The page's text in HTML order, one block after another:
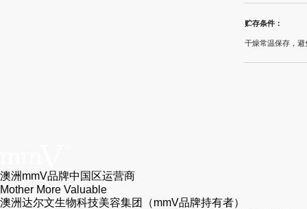
贮存条件：
干燥常温保存，避
澳洲mmV品牌中国区运营商
Mother More Valuable
澳洲达尔文生物科技美容集团（mmV品牌持有者）